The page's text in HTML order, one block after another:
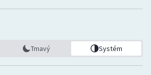
Tmavý Systém